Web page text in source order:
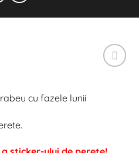
cu fazele lunii